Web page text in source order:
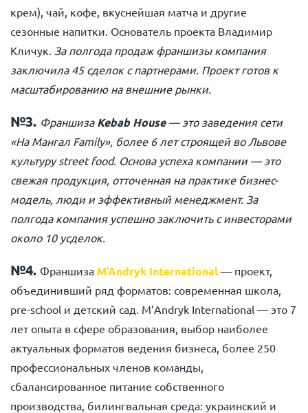
крем), чай, кофе, вкуснейшая матча и другие
сезонные напитки. Основатель проекта Владимир
Кличук. За полгода продаж франшизы компания
заключила 45 сделок с партнерами. Проект готов к
масштабированию на внешние рынки.
№3. Франшиза Kebab House— это заведения сети
«На Мангал Family», более 6 лет строящей во Львове
культуру street food. Основа успеха компании — это
свежая продукция, отточенная на практике бизнес-
модель, люди и эффективный менеджмент. За
полгода компания успешно заключить с инвесторами
около 10 усделок.
№4. Франшиза M’Andryk International — проект,
объединивший ряд форматов: современная школа,
pre-school и детский сад. M’Andryk International — это 7
лет опыта в сфере образования, выбор наиболее
актуальных форматов ведения бизнеса, более 250
профессиональных членов команды,
сбалансированное питание собственного
производства, билингвальная среда: украинский и